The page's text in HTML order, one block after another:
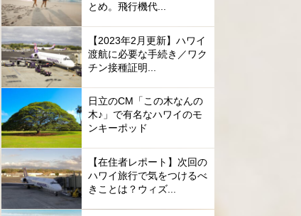
とめ。飛行機代...
【2023年2月更新】ハワイ
渡航に必要な手続き／ワク
チン接種証明...
日立のCM「この木なんの
木♪」で有名なハワイのモ
ンキーポッド
【在住者レポート】次回の
ハワイ旅行で気をつけるべ
きことは？ウィズ...